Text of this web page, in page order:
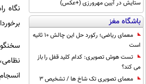
ستایش در آیین مهرورزی (+عکس)
باشگاه مغز
معمای ریاضی؛ رکورد حل این چالش 10 ثانیه
است
تست هوش تصویری: کدام کلید قفل را باز
می کند؟
معمای تصویری تک شاخ ها / تشخیص 3
نگاه